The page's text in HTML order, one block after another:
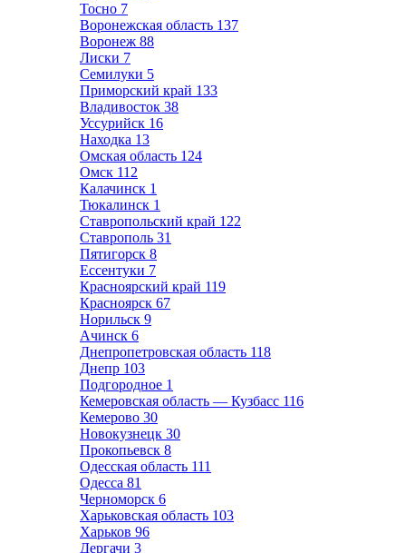
Тосно 7
Воронежская область 137
Воронеж 88
Лиски 7
Семилуки 5
Приморский край 133
Владивосток 38
Уссурийск 16
Находка 13
Омская область 124
Омск 112
Калачинск 1
Тюкалинск 1
Ставропольский край 122
Ставрополь 31
Пятигорск 8
Ессентуки 7
Красноярский край 119
Красноярск 67
Норильск 9
Ачинск 6
Днепропетровская область 118
Днепр 103
Подгородное 1
Кемеровская область — Кузбасс 116
Кемерово 30
Новокузнецк 30
Прокопьевск 8
Одесская область 111
Одесса 81
Черноморск 6
Харьковская область 103
Харьков 96
Дергачи 3